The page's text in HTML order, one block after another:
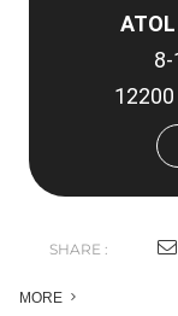
ATOL
SHARE :
MORE